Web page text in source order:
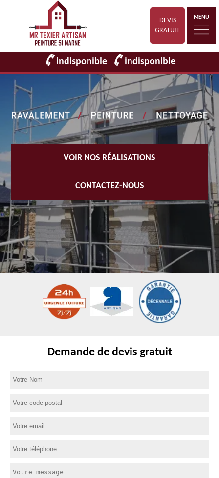
DEVIS
GRATUIT
MENU
indisponible indisponible
VOIR NOS RÉALISATIONS
CONTACTEZ-NOUS
Demande de devis gratuit